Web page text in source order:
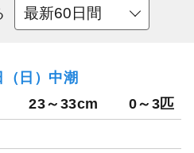
日）中潮
23～33cm 0～3匹